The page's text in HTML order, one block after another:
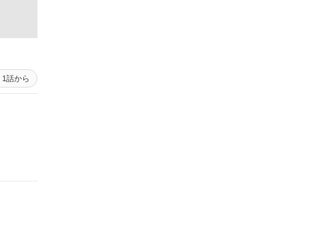
1話から